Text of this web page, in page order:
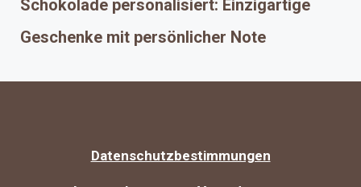
Schokolade personalisiert: Einzigartige
Geschenke mit persönlicher Note
Datenschutzbestimmungen